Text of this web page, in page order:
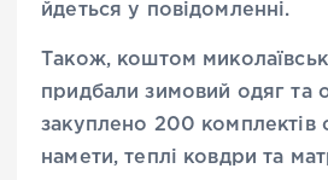
йдеться у повідомленні.
Також, коштом
придбали зимовий одяг та
закуплено 200 комплектів
намети, теплі ковдри та